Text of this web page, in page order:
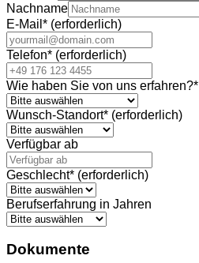
Nachname
E-Mail * (erforderlich)
Telefon* (erforderlich)
Wie haben Sie von uns erfahren?*
Wunsch-Standort* (erforderlich)
Verfügbar ab
Geschlecht* (erforderlich)
Berufserfahrung in Jahren
Dokumente